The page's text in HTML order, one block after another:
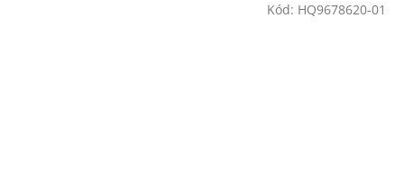
Součástí dodávky je 2x baterie BLi40-B140 a nabíječka QC40-
Kód: HQ9678620-01